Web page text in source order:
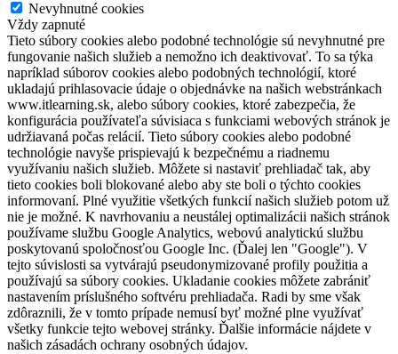
Nevyhnutné cookies
Vždy zapnuté
Tieto súbory cookies alebo podobné technológie sú nevyhnutné pre
fungovanie našich služieb a nemožno ich deaktivovať. To sa týka
napríklad súborov cookies alebo podobných technológií, ktoré
ukladajú prihlasovacie údaje o objednávke na našich webstránkach
www.itlearning.sk, alebo súbory cookies, ktoré zabezpečia, že
konfigurácia používateľa súvisiaca s funkciami webových stránok je
udržiavaná počas relácií. Tieto súbory cookies alebo podobné
technológie navyše prispievajú k bezpečnému a riadnemu
využívaniu našich služieb. Môžete si nastaviť prehliadač tak, aby
tieto cookies boli blokované alebo aby ste boli o týchto cookies
informovaní. Plné využitie všetkých funkcií našich služieb potom už
nie je možné. K navrhovaniu a neustálej optimalizácii našich stránok
používame službu Google Analytics, webovú analytickú službu
poskytovanú spoločnosťou Google Inc. (Ďalej len "Google"). V
tejto súvislosti sa vytvárajú pseudonymizované profily použitia a
používajú sa súbory cookies. Ukladanie cookies môžete zabrániť
nastavením príslušného softvéru prehliadača. Radi by sme však
zdôraznili, že v tomto prípade nemusí byť možné plne využívať
všetky funkcie tejto webovej stránky. Ďalšie informácie nájdete v
našich zásadách ochrany osobných údajov.